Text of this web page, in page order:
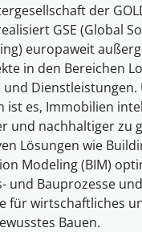
der
GSE (Global
europaweit
in den Bereichen
Dienstleistungen.
ist es, Immobilien
und nachhaltiger zu
Lösungen wie
Modeling (BIM)
und Bauprozesse
für wirtschaftliches
Bauen.